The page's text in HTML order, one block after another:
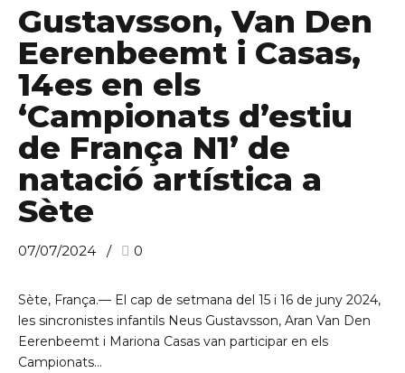
Gustavsson, Van Den
Eerenbeemt i Casas,
14es en els
‘Campionats d’estiu
de França N1’ de
natació artística a
Sète
07/07/2024 0
Sète, França.— El cap de setmana del 15 i 16 de juny 2024,
les sincronistes infantils Neus Gustavsson, Aran Van Den
Eerenbeemt i Mariona Casas van participar en els
Campionats...